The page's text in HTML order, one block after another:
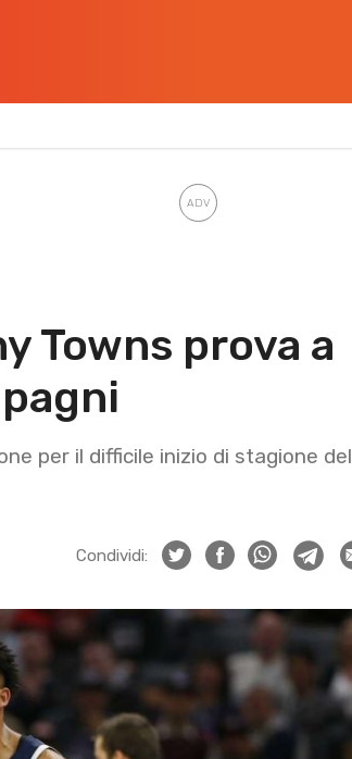
Towns prova a
per il difficile inizio di stagione del
Condividi: